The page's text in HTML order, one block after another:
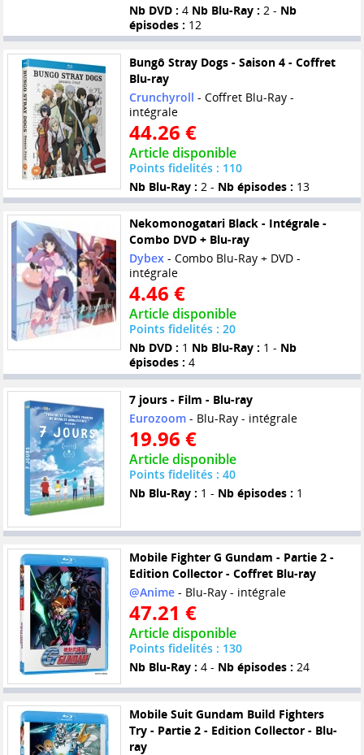
Nb DVD : 4 Nb Blu-Ray : 2 - Nb
épisodes : 12
Bungô Stray Dogs - Saison 4 - Coffret
Blu-ray
Crunchyroll - Coffret Blu-Ray -
intégrale
44.26 €
Article disponible
Points fidelités : 110
Nb Blu-Ray : 2 - Nb épisodes : 13
Nekomonogatari Black - Intégrale -
Combo DVD + Blu-ray
Dybex- Combo Blu-Ray + DVD -
intégrale
4.46 €
Article disponible
Points fidelités : 20
Nb DVD : 1 Nb Blu-Ray : 1 - Nb
épisodes : 4
7 jours - Film - Blu-ray
Eurozoom- Blu-Ray - intégrale
19.96 €
Article disponible
Points fidelités : 40
Nb Blu-Ray : 1 - Nb épisodes : 1
Mobile Fighter G Gundam - Partie 2 -
Edition Collector - Coffret Blu-ray
@Anime- Blu-Ray - intégrale
47.21 €
Article disponible
Points fidelités : 130
Nb Blu-Ray : 4 - Nb épisodes : 24
Mobile Suit Gundam Build Fighters
Try - Partie 2 - Edition Collector - Blu-
ray